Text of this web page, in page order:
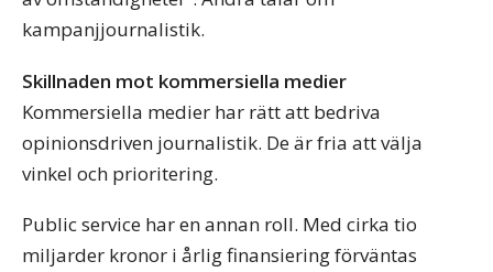
kampanjjournalistik.
Skillnaden mot kommersiella medier
Kommersiella medier har rätt att bedriva
opinionsdriven journalistik. De är fria att välja
vinkel och prioritering.
Public service har en annan roll. Med cirka tio
miljarder kronor i årlig finansiering förväntas